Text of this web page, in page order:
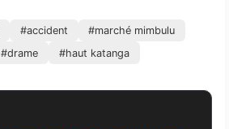
#accident
#marché mimbulu
#drame #haut katanga